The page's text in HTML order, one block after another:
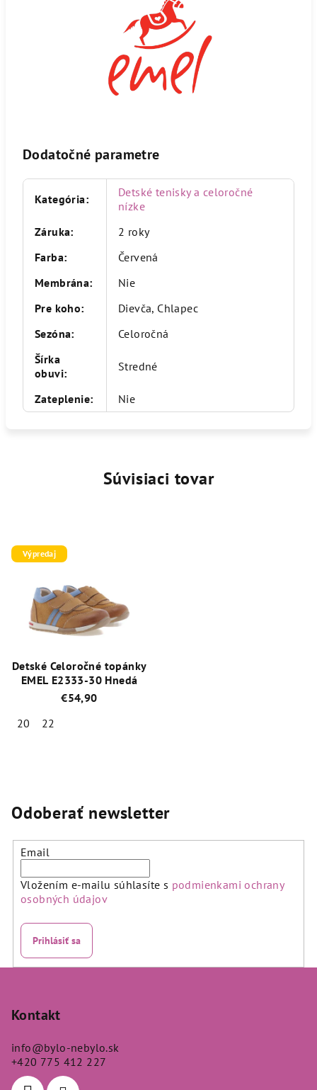
Dodatočné parametre
Kategória:
Detské tenisky a celoročné
nízke
Záruka:
2 roky
Farba:
Červená
Membrána:
Nie
Pre koho:
Dievča, Chlapec
Sezóna:
Celoročná
Šírka
obuvi: Stredné
Zateplenie: Nie
Súvisiaci tovar
Výpredaj
Detské Celoročné topánky
EMEL E2333-30 Hnedá
€54,90
20
22
5,0
z
Odoberať newsletter
Email
Vložením e-mailu súhlasíte s podmienkami ochrany
osobných údajov
Prihlásiť sa
Kontakt
info@bylo-nebylo.sk
+420 775 412 227